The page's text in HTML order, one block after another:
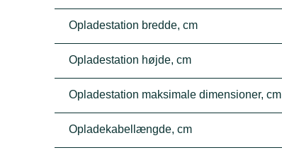
Opladestation bredde, cm
Opladestation højde, cm
Opladestation maksimale dimensioner, cm
Opladekabellængde, cm